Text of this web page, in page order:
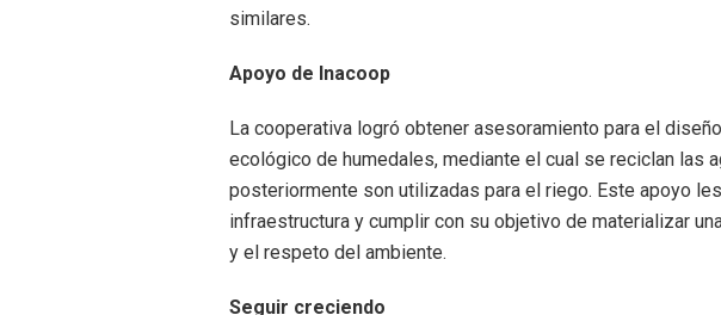
similares.
Apoyo de Inacoop
La cooperativa logró obtener asesoramiento para el
ecológico de humedales, mediante el cual se reciclan las
posteriormente son utilizadas para el riego. Este apoyo
infraestructura y cumplir con su objetivo de materializar
y el respeto del ambiente.
Seguir creciendo